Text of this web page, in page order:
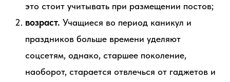
это стоит учитывать при размещении постов;
возраст. Учащиеся во период каникул и
праздников больше времени уделяют
соцсетям, однако, старшее поколение,
наоборот, старается отвлечься от гаджетов и